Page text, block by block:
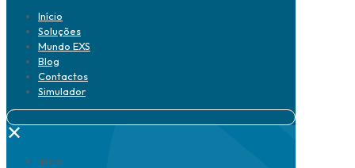
Início
Soluções
Mundo EXS
Blog
Contactos
Simulador
✕
Início